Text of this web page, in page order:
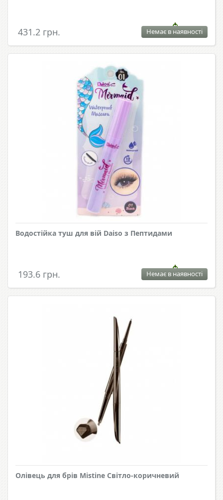
431.2 грн. Немає в наявності
Водостійка туш для вій Daiso з Пептидами
193.6 грн. Немає в наявності
Олівець для брів Mistine Світло-коричневий